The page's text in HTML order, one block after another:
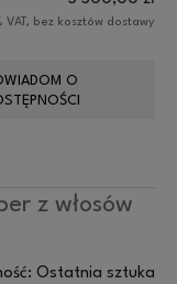
bez kosztów dostawy
O
z włosów
Ostatnia sztuka